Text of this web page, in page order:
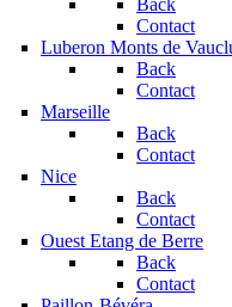
Back
Contact
Luberon Monts de
Back
Contact
Marseille
Back
Contact
Nice
Back
Contact
Ouest Etang de Berre
Back
Contact